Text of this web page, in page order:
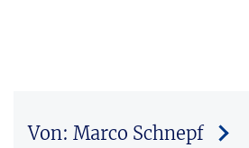
Von: Marco Schnepf